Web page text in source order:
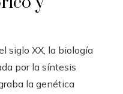
siglo XX, la biología
por la síntesis
la genética